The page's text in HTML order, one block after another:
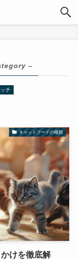
–
チ
キャットフードの種類
けを徹底解